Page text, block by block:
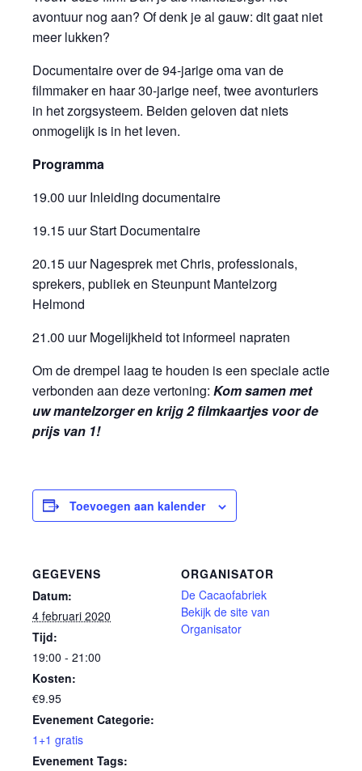
avontuur nog aan? Of denk je al gauw: dit gaat niet
meer lukken?
Documentaire over de 94-jarige oma van de
filmmaker en haar 30-jarige neef, twee avonturiers
in het zorgsysteem. Beiden geloven dat niets
onmogelijk is in het leven.
Programma
19.00 uur Inleiding documentaire
19.15 uur Start Documentaire
20.15 uur Nagesprek met Chris, professionals,
sprekers, publiek en Steunpunt Mantelzorg
Helmond
21.00 uur Mogelijkheid tot informeel napraten
Om de drempel laag te houden is een speciale actie
verbonden aan deze vertoning: Kom samen met
uw mantelzorger en krijg 2 filmkaartjes voor de
prijs van 1!
Toevoegen aan kalender
GEGEVENS
Datum:
4 februari 2020
Tijd:
19:00 - 21:00
Kosten:
€9.95
Evenement Categorie:
1+1 gratis
Evenement Tags:
ORGANISATOR
De Cacaofabriek
Bekijk de site van
Organisator